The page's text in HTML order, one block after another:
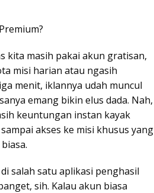
kita masih pakai akun gratisan,
misi harian atau ngasih
menit, iklannya udah muncul
emang bikin elus dada. Nah,
keuntungan instan kayak
akses ke misi khusus yang
salah satu aplikasi penghasil
sih. Kalau akun biasa